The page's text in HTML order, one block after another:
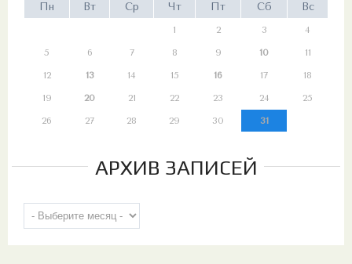
Пн
Вт Ср Чт Пт Сб Вс
1 2 3 4
5 6 7 8 9 10 11
12 13 14 15 16 17 18
19 20 21 22 23 24 25
26 27 28 29 30 31
АРХИВ ЗАПИСЕЙ